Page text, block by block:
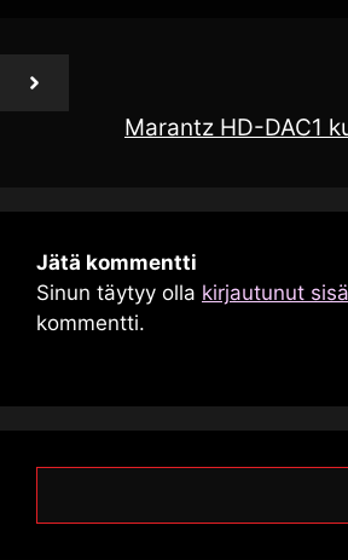
Marantz HD-DAC1
Jätä kommentti
Sinun täytyy olla kirjautunut
kommentti.